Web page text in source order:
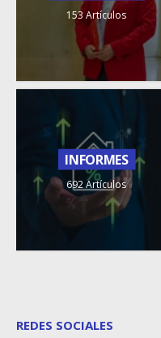
153 Artículos
INFORMES
692 Artículos
REDES SOCIALES